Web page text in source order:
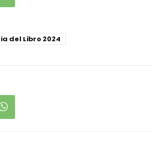
del Libro 2024